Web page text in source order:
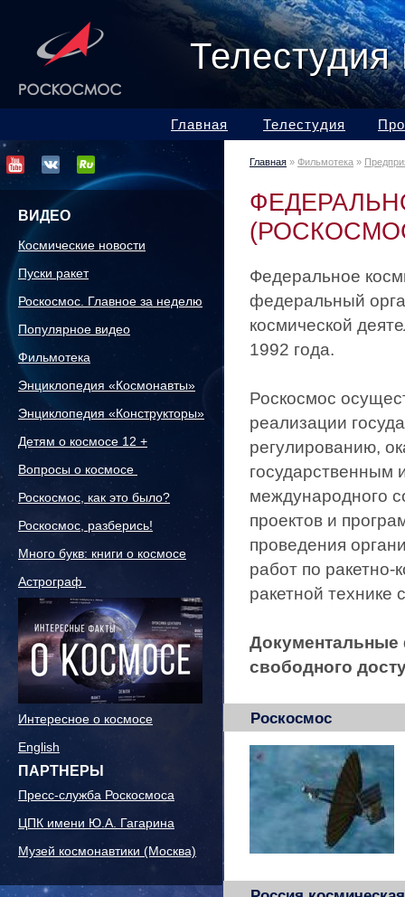
Главная Телестудия
ВИДЕО
Космические новости
Пуски ракет
Роскосмос. Главное за неделю
Популярное видео
Фильмотека
Энциклопедия «Космонавты»
Энциклопедия «Конструкторы»
Детям о космосе 12 +
Вопросы о космосе
Роскосмос, как это было?
Роскосмос, разберись!
Много букв: книги о космосе
Астрограф
Интересное о космосе
English
ПАРТНЕРЫ
Пресс-служба Роскосмоса
ЦПК имени Ю.А. Гагарина
Музей космонавтики (Москва)
Главная » Фильмотека »
Федеральное
федеральный
космической
1992 года.
Роскосмос
реализации
регулированию,
государственным
международного
проектов и
проведения
работ по ракетно-
ракетной технике
свободного
Роскосмос